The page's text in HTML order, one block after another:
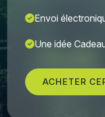
Envoi
Une idée
ACHETER